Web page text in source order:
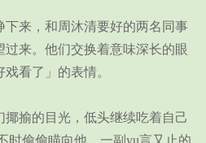
来，和周沐清要好的两名同事
来。他们交换着意味深长的眼
看了」的表情。
揄的目光，低头继续吃着自己
时偷偷瞄向他，一副yu言又止的